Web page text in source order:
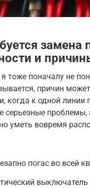
и
я тоже поначалу не
причин
когда к одной
серьезные
уметь вовремя
погас во всей